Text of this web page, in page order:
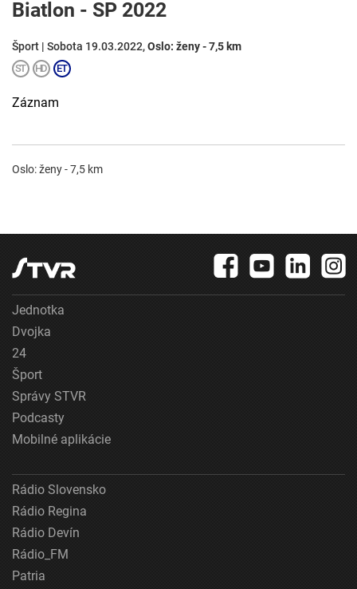
Biatlon - SP 2022
Šport | Sobota 19.03.2022,Oslo: ženy - 7,5 km
Záznam
Oslo: ženy - 7,5 km
Jednotka
Dvojka
24
Šport
Správy STVR
Podcasty
Mobilné aplikácie
Rádio Slovensko
Rádio Regina
Rádio Devín
Rádio_FM
Patria